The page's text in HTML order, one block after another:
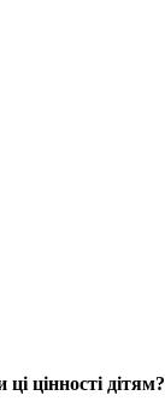
цінності дітям?